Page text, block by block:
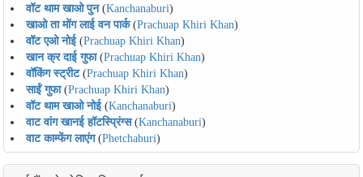
वॉट थाम खाओ पुन(Kanchanaburi)
खाओ ता मोंग लाई वन पार्क(Prachuap Khiri Khan)
वॉट एओ नोई(Prachuap Khiri Khan)
खान क्र दाई गुफा(Prachuap Khiri Khan)
वॉकिंग स्ट्रीट(Prachuap Khiri Khan)
साईं गुफा(Prachuap Khiri Khan)
वॉट थाम खाओ नोई(Kanchanaburi)
वाट वांग खानई हॉटस्प्रिंग्स(Kanchanaburi)
वाट काम्फेंग लाएंग(Phetchaburi)